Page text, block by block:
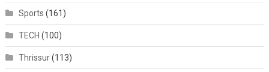
Sports (161)
TECH (100)
Thrissur(113)